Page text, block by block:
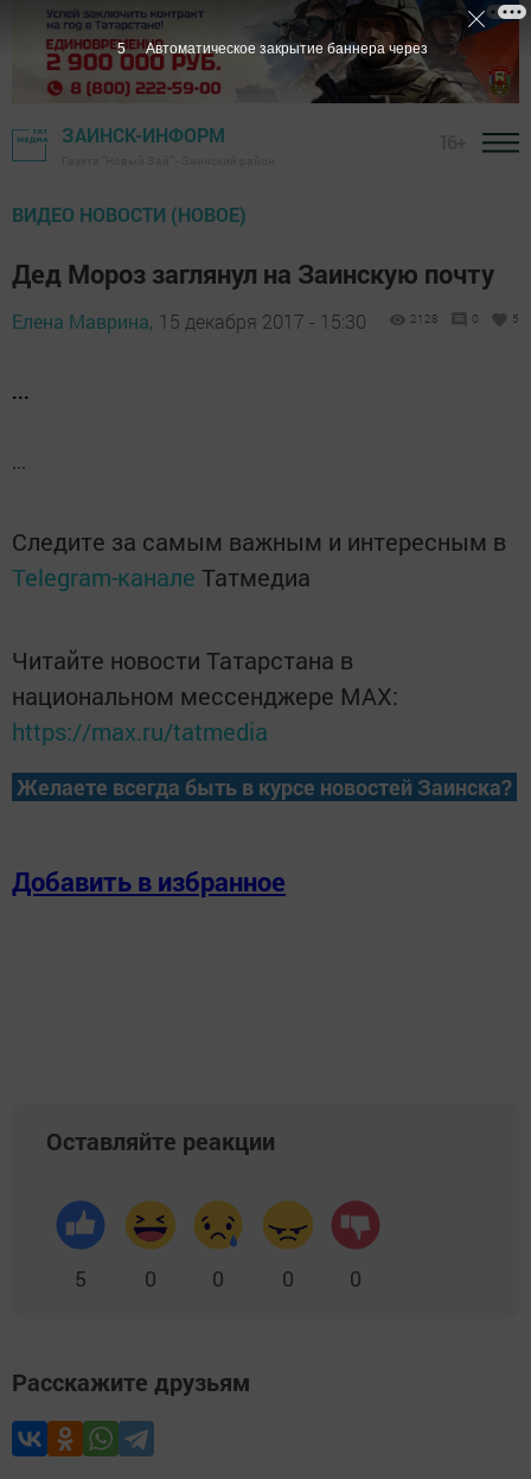
ЗАИНСК-ИНФОРМ
ВИДЕО НОВОСТИ (НОВОЕ)
Дед Мороз заглянул на Заинскую почту
Елена Маврина, 15 декабря 2017 - 15:30 2128 0 5
...
...
Следите за самым важным и интересным в
Telegram-канале Татмедиа
Читайте новости Татарстана в
национальном мессенджере MАХ:
https://max.ru/tatmedia
Желаете всегда быть в курсе новостей Заинска?
Добавить в избранное
Оставляйте реакции
5 0 0 0 0
Расскажите друзьям
5 Автоматическое закрытие баннера через